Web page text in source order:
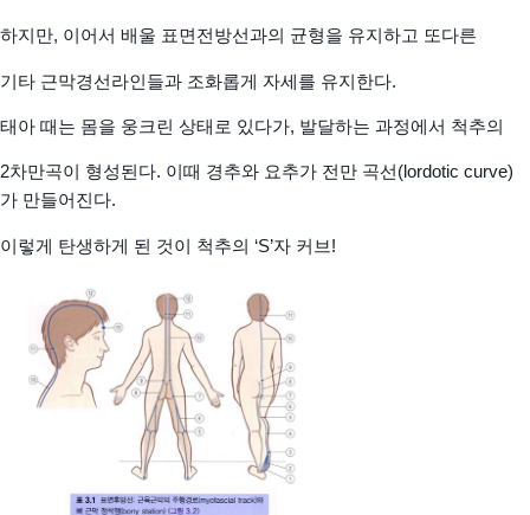
하지만, 이어서 배울 표면전방선과의 균형을 유지하고 또다른
기타 근막경선라인들과 조화롭게 자세를 유지한다.
태아 때는 몸을 웅크린 상태로 있다가, 발달하는 과정에서 척추의
2차만곡이 형성된다. 이때 경추와 요추가 전만 곡선(lordotic curve)
가 만들어진다.
이렇게 탄생하게 된 것이 척추의 ‘S’자 커브!